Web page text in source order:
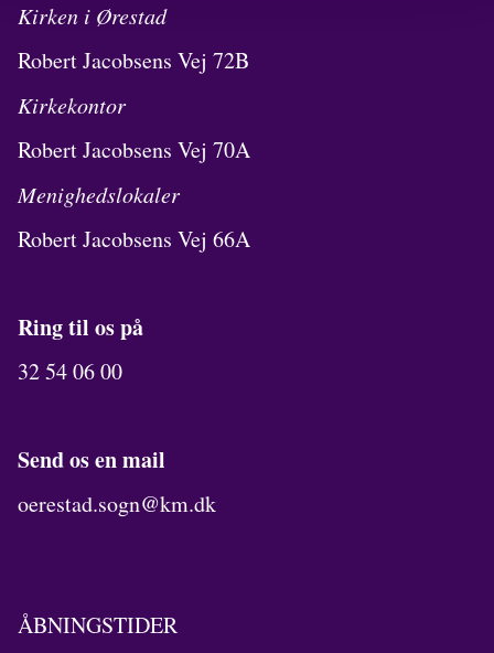
Kirken i Ørestad
Robert Jacobsens Vej 72B
Kirkekontor
Robert Jacobsens Vej 70A
Menighedslokaler
Robert Jacobsens Vej 66A
Ring til os på
32 54 06 00
Send os en mail
oerestad.sogn@km.dk
ÅBNINGSTIDER